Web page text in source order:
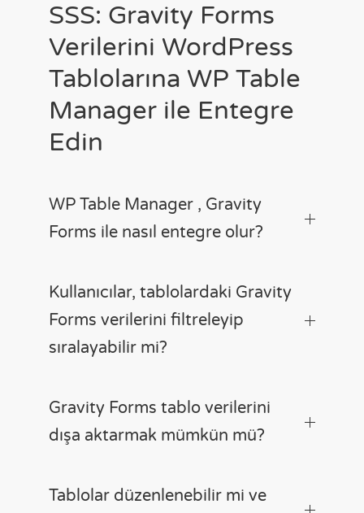
SSS: Gravity Forms
Verilerini WordPress
Tablolarına WP Table
Manager ile Entegre
Edin
WP Table Manager , Gravity
Forms ile nasıl entegre olur?
Kullanıcılar, tablolardaki Gravity
Forms verilerini filtreleyip
sıralayabilir mi?
Gravity Forms tablo verilerini
dışa aktarmak mümkün mü?
Tablolar düzenlenebilir mi ve